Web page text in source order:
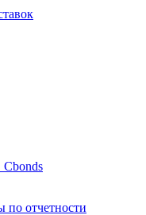
по отчетности